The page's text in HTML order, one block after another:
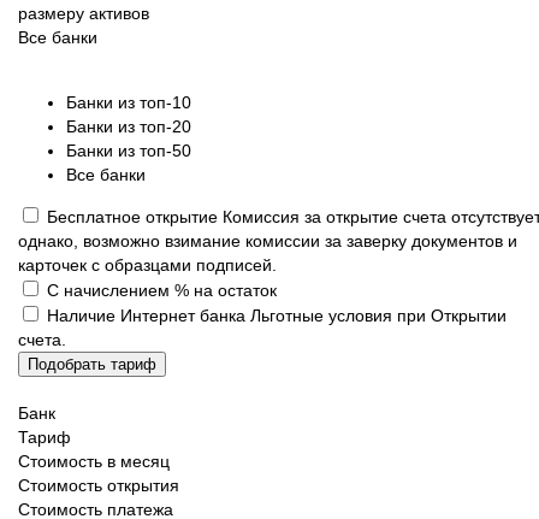
размеру активов
Все банки
Банки из топ-10
Банки из топ-20
Банки из топ-50
Все банки
Бесплатное открытие Комиссия за открытие счета
однако, возможно взимание комиссии за заверку документов и
карточек с образцами подписей.
С начислением % на остаток
Наличие Интернет банка Льготные условия при Открытии
счета.
Подобрать тариф
Банк
Тариф
Стоимость в месяц
Стоимость открытия
Стоимость платежа